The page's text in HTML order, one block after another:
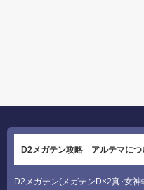
D2メガテン攻略 アルテマにつ
D2メガテン(メガテンD×2真･女